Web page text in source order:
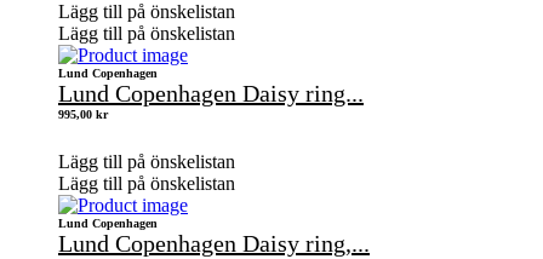
Lägg till på önskelistan
Lägg till på önskelistan
Lund Copenhagen
Lund Copenhagen Daisy ring...
995,00 kr
Lägg till på önskelistan
Lägg till på önskelistan
Lund Copenhagen
Lund Copenhagen Daisy ring,...